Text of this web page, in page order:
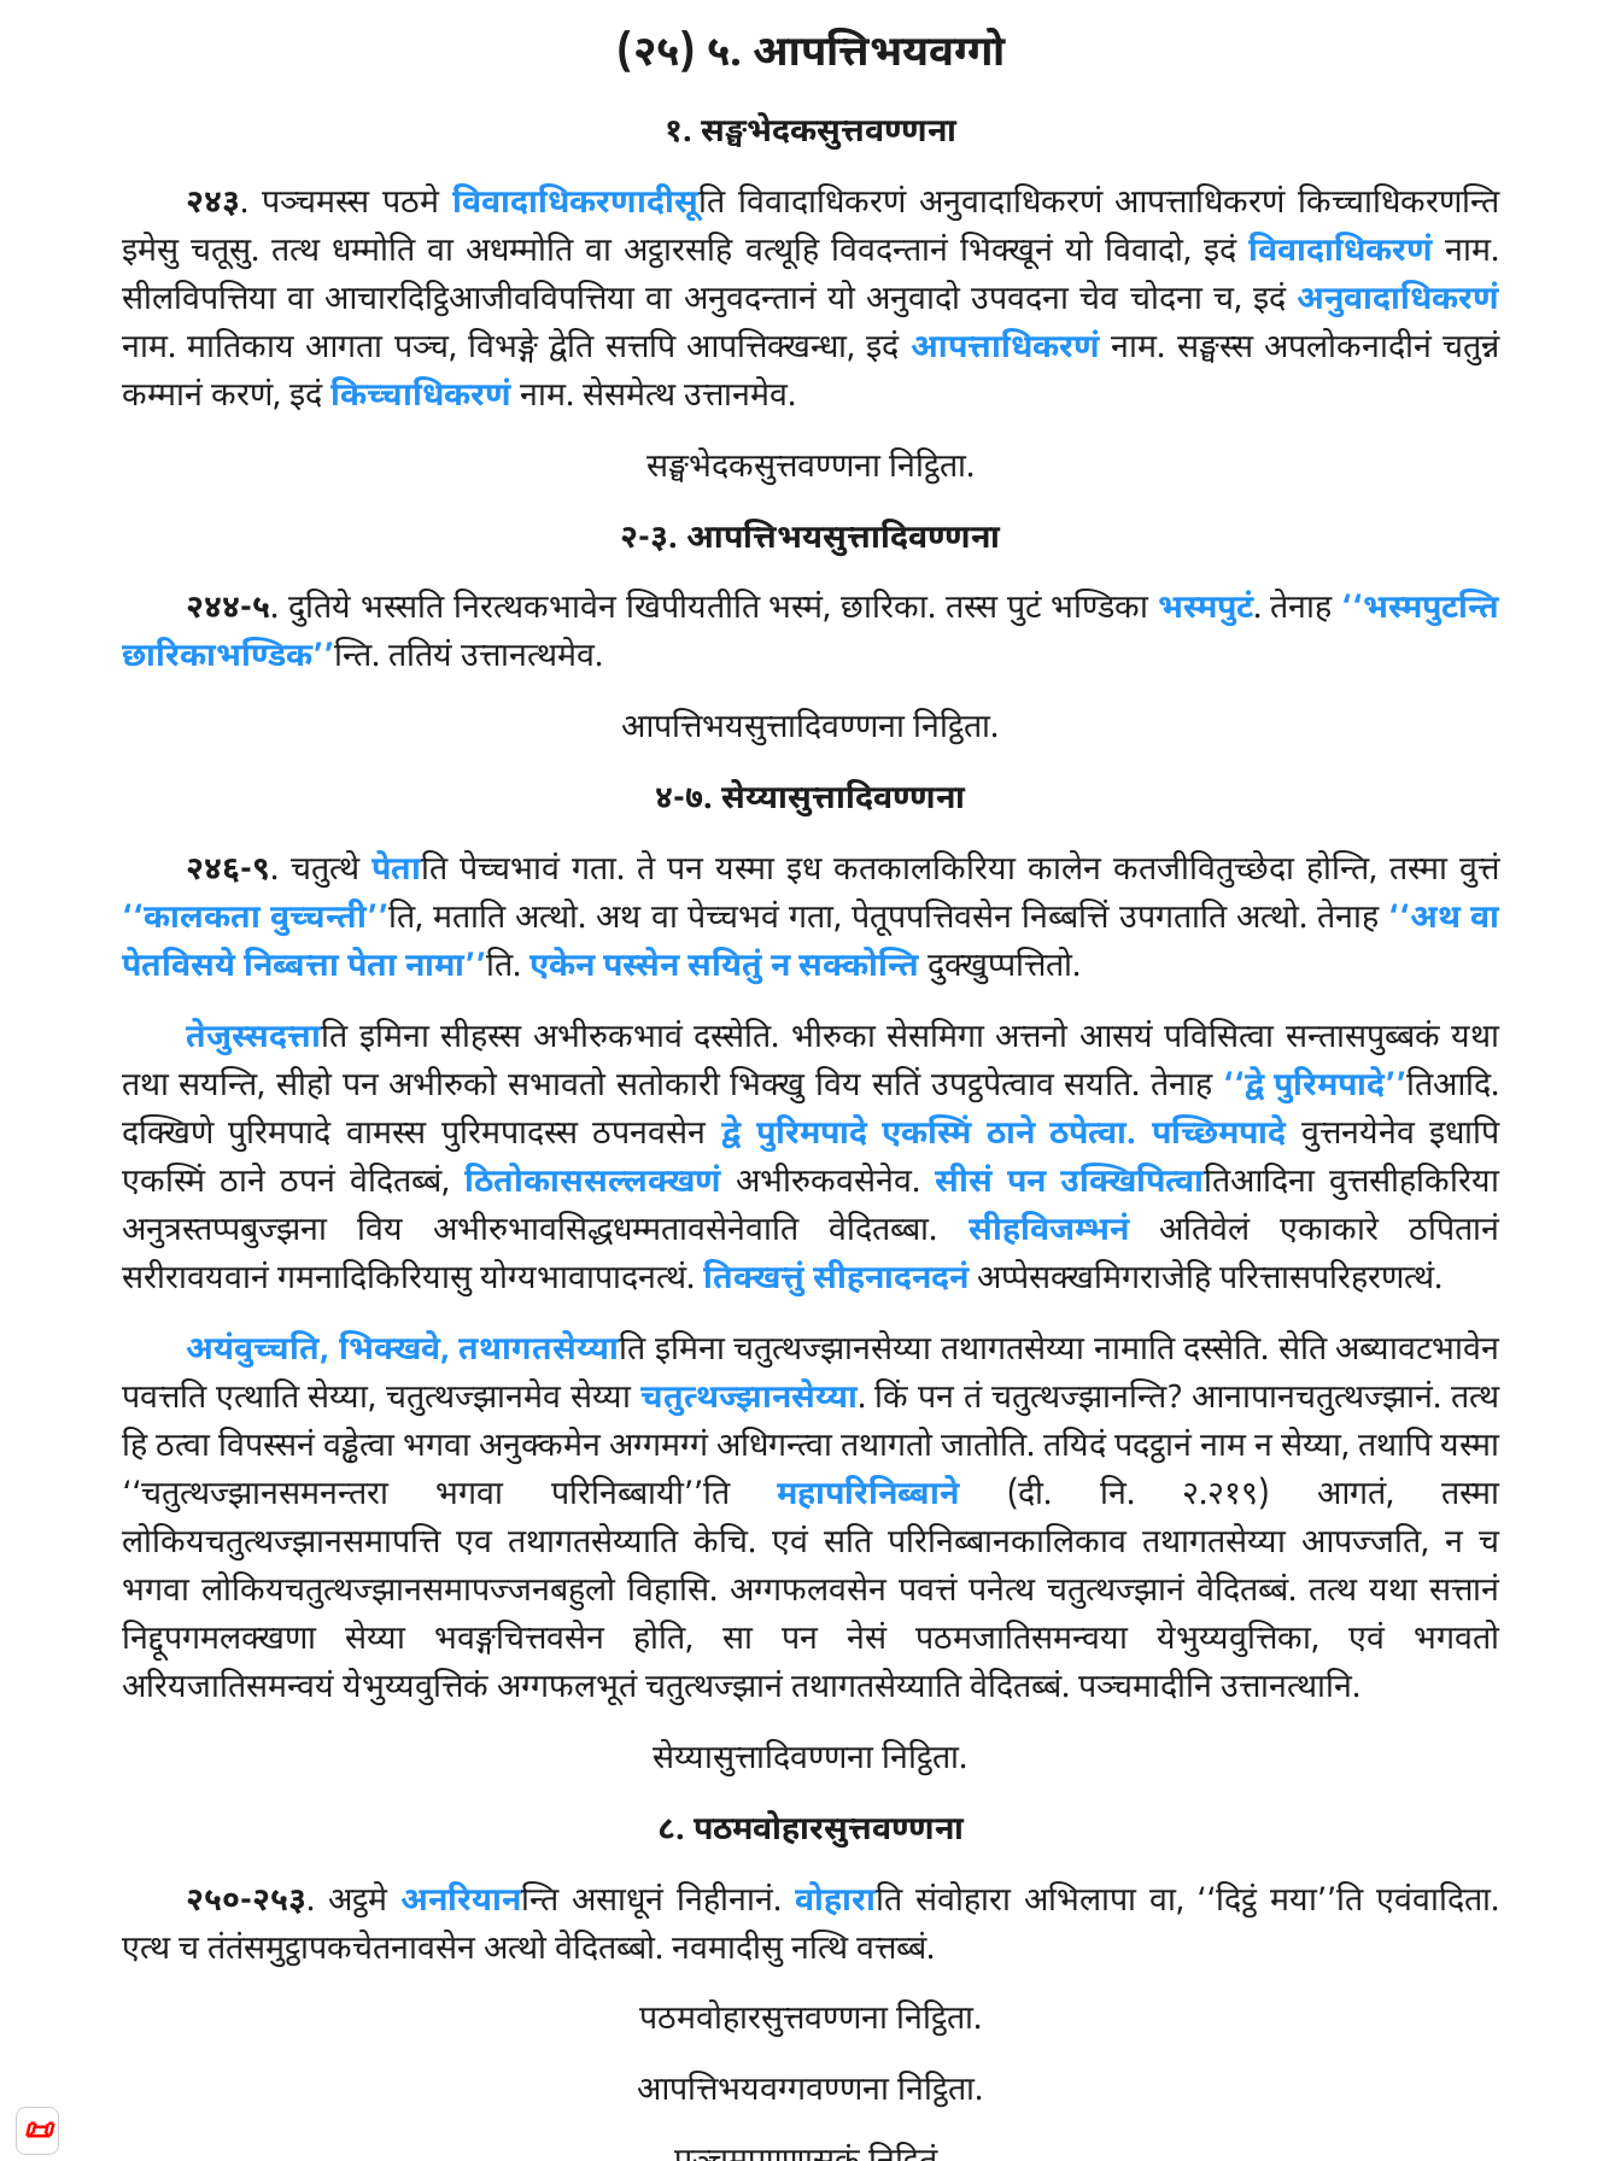
📜
(२५) ५. आपत्तिभयवग्गो
१. सङ्घभेदकसुत्तवण्णना
२४३. पञ्चमस्स पठमे विवादाधिकरणादीसूति विवादाधिकरणं अनुवादाधिकरणं आपत्ताधिकरणं किच्चाधिकरणन्ति
इमेसु चतूसु. तत्थ धम्मोति वा अधम्मोति वा अट्ठारसहि वत्थूहि विवदन्तानं भिक्खूनं यो विवादो, इदंविवादाधिकरणं नाम.
सीलविपत्तिया वा आचारदिट्ठिआजीवविपत्तियावा अनुवदन्तानं यो अनुवादो उपवदना चेव चोदना च, इदं अनुवादाधिकरणं
नाम. मातिकाय आगता पञ्च, विभङ्गे द्वेति सत्तपि आपत्तिक्खन्धा, इदं आपत्ताधिकरणंनाम. सङ्घस्स अपलोकनादीनं चतुन्नं
कम्मानं करणं, इदंकिच्चाधिकरणंनाम. सेसमेत्थ उत्तानमेव.
सङ्घभेदकसुत्तवण्णना निट्ठिता.
२-३. आपत्तिभयसुत्तादिवण्णना
२४४-५. दुतिये भस्सति निरत्थकभावेन खिपीयतीति भस्मं, छारिका. तस्स पुटं भण्डिका भस्मपुटं. तेनाह ‘‘भस्मपुटन्ति
छारिकाभण्डिक’’न्ति. ततियं उत्तानत्थमेव.
आपत्तिभयसुत्तादिवण्णना निट्ठिता.
४-७. सेय्यासुत्तादिवण्णना
२४६-९. चतुत्थेपेताति पेच्चभावं गता. ते पन यस्मा इध कतकालकिरिया कालेन कतजीवितुच्छेदा होन्ति, तस्मा वुत्तं
‘‘कालकता वुच्चन्ती’’ति, मताति अत्थो. अथ वा पेच्चभवं गता, पेतूपपत्तिवसेन निब्बत्तिं उपगताति अत्थो. तेनाह ‘‘अथ वा
पेतविसये निब्बत्ता पेता नामा’’ति. एकेन पस्सेन सयितुं न सक्कोन्तिदुक्खुप्पत्तितो.
तेजुस्सदत्ताति इमिना सीहस्स अभीरुकभावं दस्सेति. भीरुका सेसमिगा अत्तनो आसयं पविसित्वा सन्तासपुब्बकं यथा
तथा सयन्ति, सीहो पन अभीरुको सभावतो सतोकारी भिक्खु विय सतिं उपट्ठपेत्वाव सयति. तेनाह ‘‘द्वे पुरिमपादे’’तिआदि.
दक्खिणे पुरिमपादे वामस्स पुरिमपादस्स ठपनवसेन द्वे पुरिमपादे एकस्मिं ठाने ठपेत्वा. पच्छिमपादेवुत्तनयेनेव इधापि
एकस्मिं ठाने ठपनं वेदितब्बं, ठितोकाससल्लक्खणंअभीरुकवसेनेव.सीसं पन उक्खिपित्वातिआदिना वुत्तसीहकिरिया
अनुत्रस्तप्पबुज्झना विय अभीरुभावसिद्धधम्मतावसेनेवाति वेदितब्बा. सीहविजम्भनंअतिवेलं एकाकारे ठपितानं
सरीरावयवानं गमनादिकिरियासु योग्यभावापादनत्थं. तिक्खत्तुं सीहनादनदनंअप्पेसक्खमिगराजेहि परित्तासपरिहरणत्थं.
अयंवुच्चति, भिक्खवे, तथागतसेय्याति इमिना चतुत्थज्झानसेय्या तथागतसेय्या नामाति दस्सेति. सेति अब्यावटभावेन
पवत्तति एत्थाति सेय्या, चतुत्थज्झानमेव सेय्या चतुत्थज्झानसेय्या. किं पन तं चतुत्थज्झानन्ति? आनापानचतुत्थज्झानं. तत्थ
हि ठत्वा विपस्सनं वड्ढेत्वा भगवा अनुक्कमेन अग्गमग्गं अधिगन्त्वा तथागतो जातोति. तयिदं पदट्ठानं नाम न सेय्या, तथापि यस्मा
‘‘चतुत्थज्झानसमनन्तरा भगवा परिनिब्बायी’’तिमहापरिनिब्बाने(दी. नि. २.२१९) आगतं, तस्मा
लोकियचतुत्थज्झानसमापत्ति एव तथागतसेय्याति केचि. एवं सति परिनिब्बानकालिकाव तथागतसेय्या आपज्जति, न च
भगवा लोकियचतुत्थज्झानसमापज्जनबहुलो विहासि. अग्गफलवसेन पवत्तं पनेत्थ चतुत्थज्झानं वेदितब्बं. तत्थ यथा सत्तानं
निद्दूपगमलक्खणा सेय्या भवङ्गचित्तवसेन होति, सा पन नेसं पठमजातिसमन्वया येभुय्यवुत्तिका, एवं भगवतो
अरियजातिसमन्वयं येभुय्यवुत्तिकं अग्गफलभूतं चतुत्थज्झानं तथागतसेय्याति वेदितब्बं. पञ्चमादीनि उत्तानत्थानि.
सेय्यासुत्तादिवण्णना निट्ठिता.
८. पठमवोहारसुत्तवण्णना
२५०-२५३. अट्ठमे अनरियानन्ति असाधूनं निहीनानं. वोहाराति संवोहारा अभिलापा वा, ‘‘दिट्ठं मया’’ति एवंवादिता.
एत्थ च तंतंसमुट्ठापकचेतनावसेन अत्थो वेदितब्बो. नवमादीसु नत्थि वत्तब्बं.
पठमवोहारसुत्तवण्णना निट्ठिता.
आपत्तिभयवग्गवण्णना निट्ठिता.